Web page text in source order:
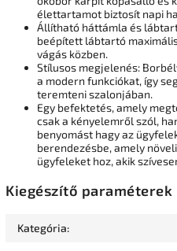
élettartamot biztosít napi
Állítható háttámla és
beépített lábtartó
vágás közben.
Stílusos megjelenés:
a modern funkciókat, így
teremteni szalonjában.
Egy befektetés, amely
csak a kényelemről szól,
benyomást hagy az
berendezésbe, amely
ügyfeleket hoz, akik
Kiegészítő paraméterek
Kategória: